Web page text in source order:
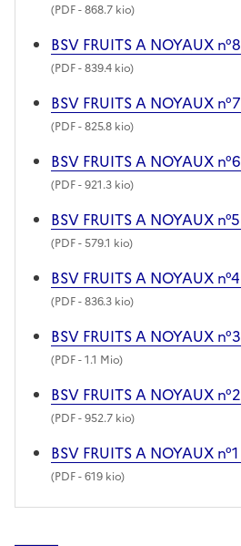
(PDF- 868.7 kio)
BSV FRUITS A NOYAUX n°8
(PDF- 839.4 kio)
BSV FRUITS A NOYAUX n°7
(PDF- 825.8 kio)
BSV FRUITS A NOYAUX n°6
(PDF- 921.3 kio)
BSV FRUITS A NOYAUX n°5
(PDF- 579.1 kio)
BSV FRUITS A NOYAUX n°4
(PDF- 836.3 kio)
BSV FRUITS A NOYAUX n°3
(PDF- 1.1 Mio)
BSV FRUITS A NOYAUX n°2
(PDF- 952.7 kio)
BSV FRUITS A NOYAUX n°1
(PDF- 619 kio)